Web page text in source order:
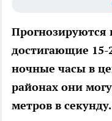
достигающие 15-
ночные часы в
районах они
метров в секунду.